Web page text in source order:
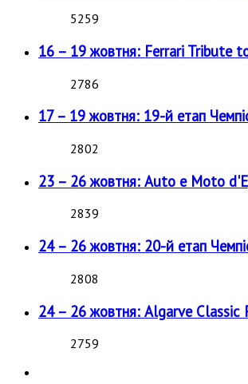
5259
16 – 19 жовтня: Ferrari Tribute
2786
17 – 19 жовтня: 19-й етап
2802
23 – 26 жовтня: Auto e Moto
2839
24 – 26 жовтня: 20-й етап
2808
24 – 26 жовтня: Algarve Classic
2759